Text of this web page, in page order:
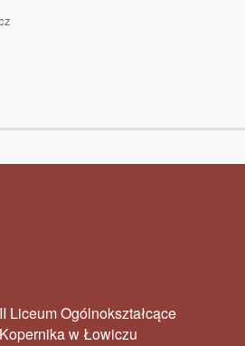
Liceum Ogólnokształcące
w Łowiczu